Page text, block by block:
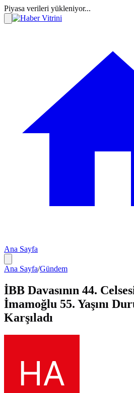
Piyasa verileri yükleniyor...
Ana Sayfa
Ana Sayfa/Gündem
İBB Davasının 44.
İmamoğlu 55. Yaşını
Karşıladı